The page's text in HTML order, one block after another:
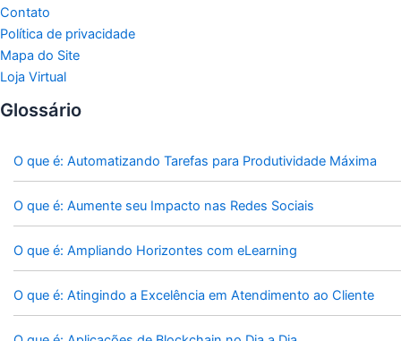
Contato
Política de privacidade
Mapa do Site
Loja Virtual
Glossário
O que é: Automatizando Tarefas para Produtividade Máxima
O que é: Aumente seu Impacto nas Redes Sociais
O que é: Ampliando Horizontes com eLearning
O que é: Atingindo a Excelência em Atendimento ao Cliente